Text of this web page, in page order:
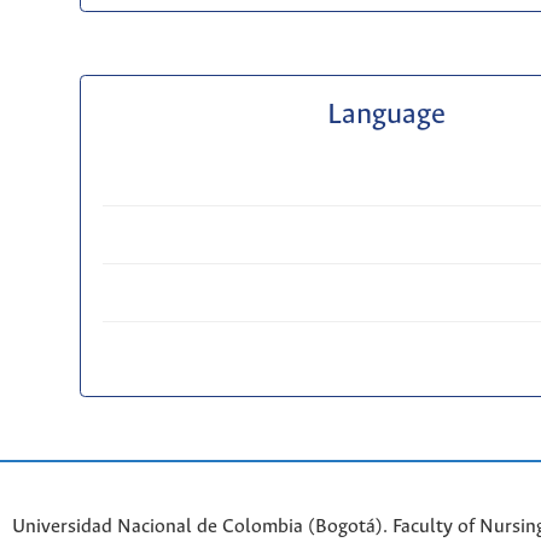
Language
Universidad Nacional de Colombia (Bogotá). Faculty of